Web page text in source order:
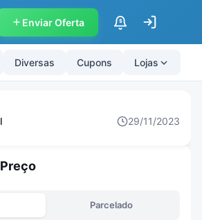
Enviar Oferta $
Diversas Cupons Lojas
29/11/2023
Parcelado